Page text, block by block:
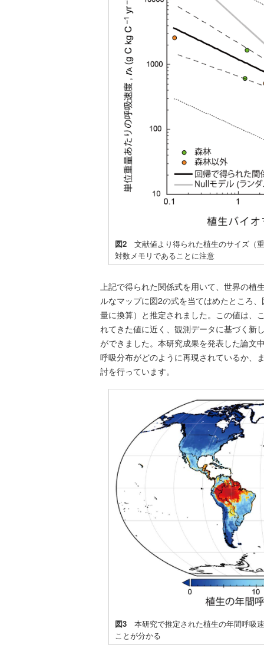
図2 文献値より得られた植生のサイズ（
対数メモリであることに注意
上記で得られた関係式を用いて、世界の
ルなマップに図2の式を当てはめたところ
量に換算）と推定されました。この値は、
れてきた値に近く、観測データに基づく新
ができました。本研究成果を発表した論文
呼吸分布がどのように再現されているか、
討を行っています。
図3 本研究で推定された植生の年間呼吸
ことが分かる